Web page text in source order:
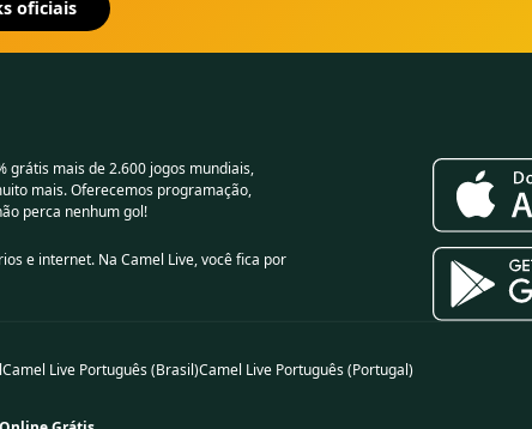
oficiais
grátis mais de 2.600 jogos mundiais,
mais. Oferecemos programação,
perca nenhum gol!
e internet. Na Camel Live, você fica por
Camel Live Português (Brasil)Camel Live Português (Portugal)